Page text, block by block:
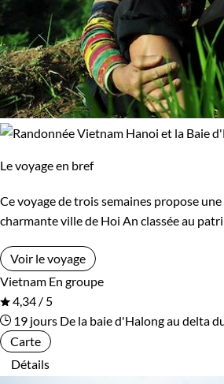
Le voyage en bref
Ce voyage de trois semaines propose
charmante ville de Hoi An classée au
Voir le voyage
Vietnam En groupe
4,34 / 5
19 jours De la baie d'Halong au delta
Carte
Détails